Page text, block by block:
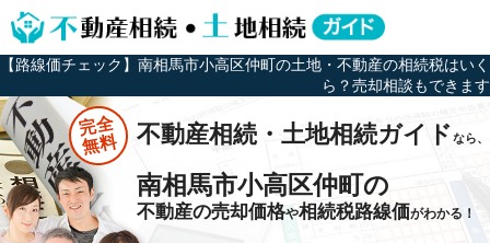
【路線価チェック】南相馬市小高区仲町の土地・不動産の相続税はいく
ら？売却相談もできます
完全
無料 不動産相続・土地相続ガイドなら、
南相馬市小高区仲町の
不動産の売却価格や相続税路線価がわかる！